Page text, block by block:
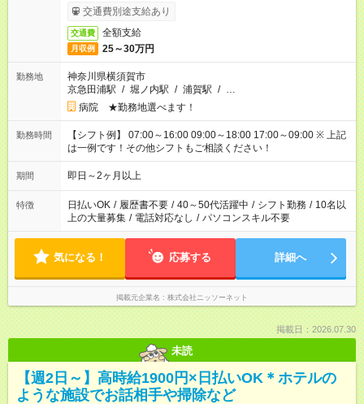
交通費別途支給あり
交通費 全額支給
月収例 25～30万円
勤務地
神奈川県横須賀市
京急田浦駅 / 堀ノ内駅 / 浦賀駅 / …
病院 ★勤務地選べます！
勤務時間
【シフト例】 07:00～16:00 09:00～18:00 17:00～09:00 ※ 上記
は一例です！その他シフトもご相談ください！
期間 即日～2ヶ月以上
特徴 日払いOK / 履歴書不要 / 40～50代活躍中 / シフト勤務 / 10名以
上の大量募集 / 電話対応なし / パソコンスキル不要
気になる！ 応募する 詳細へ
掲載元企業名 株式会社ニッソーネット
掲載日：2026.07.30
未読
【週2日～】高時給1900円×日払いOK＊ホテルの
ような施設でお話相手や掃除など